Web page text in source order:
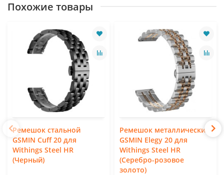
Похожие товары
Ремешок стальной
GSMIN Cuff 20 для
Withings Steel HR
(Черный)
Ремешок металлический
GSMIN Elegy 20 для
Withings Steel HR
(Серебро-розовое
золото)